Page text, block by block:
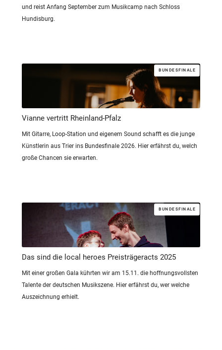
und reist Anfang September zum Musikcamp nach Schloss
Hundisburg.
BUNDESFINALE
Vianne vertritt Rheinland-Pfalz
Mit Gitarre, Loop-Station und eigenem Sound schafft es die junge
Künstlerin aus Trier ins Bundesfinale 2026. Hier erfährst du, welch
große Chancen sie erwarten.
BUNDESFINALE
Das sind die local heroes Preisträgeracts 2025
Mit einer großen Gala kührten wir am 15.11. die hoffnungsvollsten
Talente der deutschen Musikszene. Hier erfährst du, wer welche
Auszeichnung erhielt.